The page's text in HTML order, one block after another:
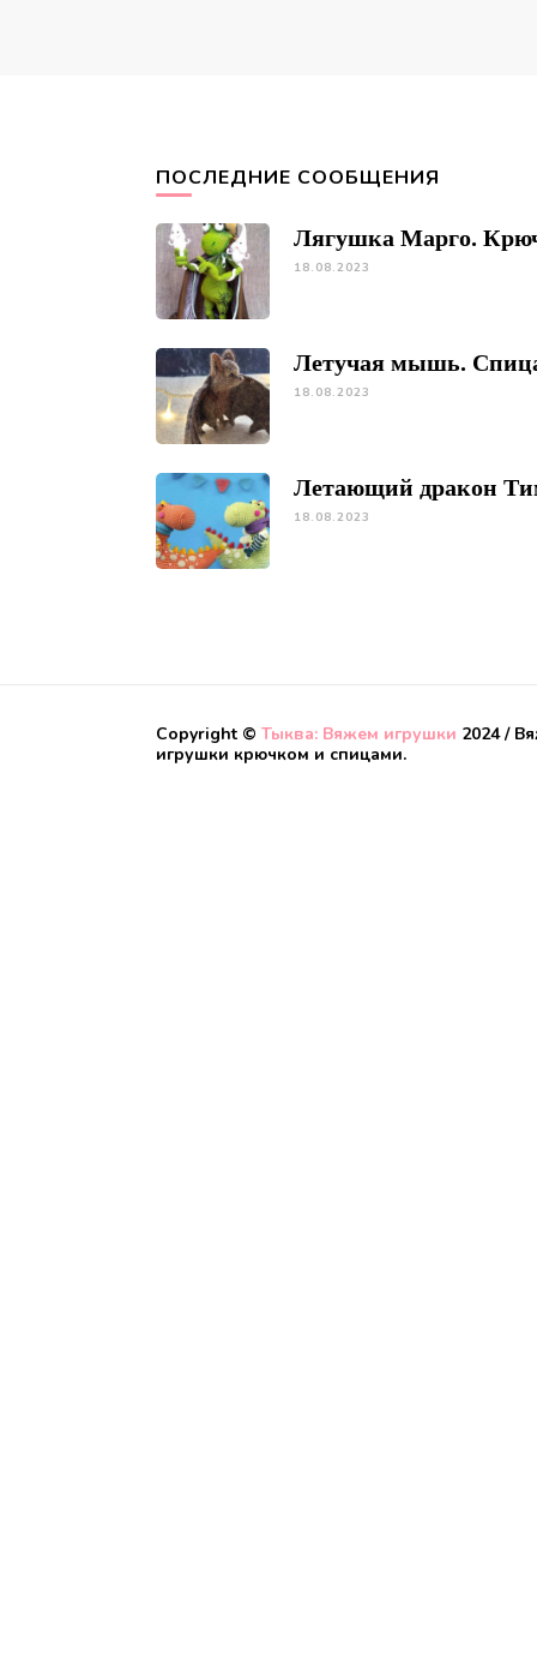
ПОСЛЕДНИЕ СООБЩЕНИЯ
Лягушка Марго.
18.08.2023
Летучая мышь.
18.08.2023
Летающий дракон
18.08.2023
Copyright © Тыква: Вяжем игрушки 2024 /
игрушки крючком и спицами.